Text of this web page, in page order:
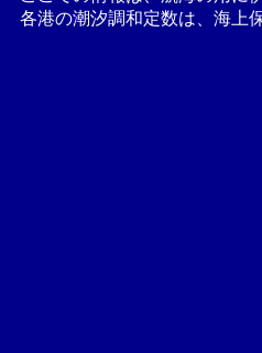
各港の潮汐調和定数は、海上